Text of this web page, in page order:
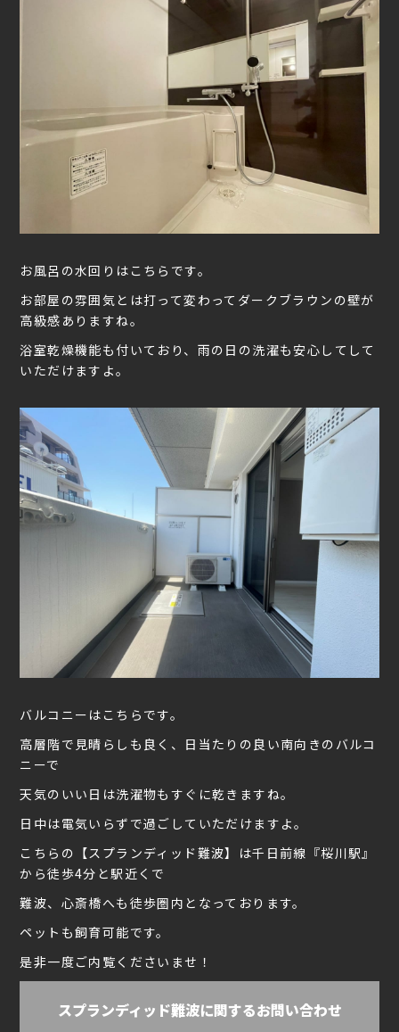
お風呂の水回りはこちらです。
お部屋の雰囲気とは打って変わってダークブラウンの壁が
高級感ありますね。
浴室乾燥機能も付いており、雨の日の洗濯も安心してして
いただけますよ。
バルコニーはこちらです。
高層階で見晴らしも良く、日当たりの良い南向きのバルコ
ニーで
天気のいい日は洗濯物もすぐに乾きますね。
日中は電気いらずで過ごしていただけますよ。
こちらの【スプランディッド難波】は千日前線『桜川駅』
から徒歩4分と駅近くで
難波、心斎橋へも徒歩圏内となっております。
ペットも飼育可能です。
是非一度ご内覧くださいませ！
スプランディッド難波に関するお問い合わせ